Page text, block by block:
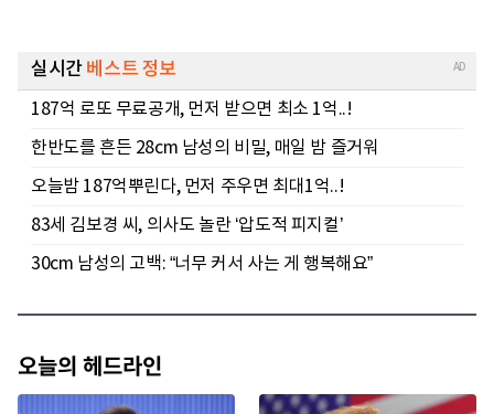
오늘의 헤드라인